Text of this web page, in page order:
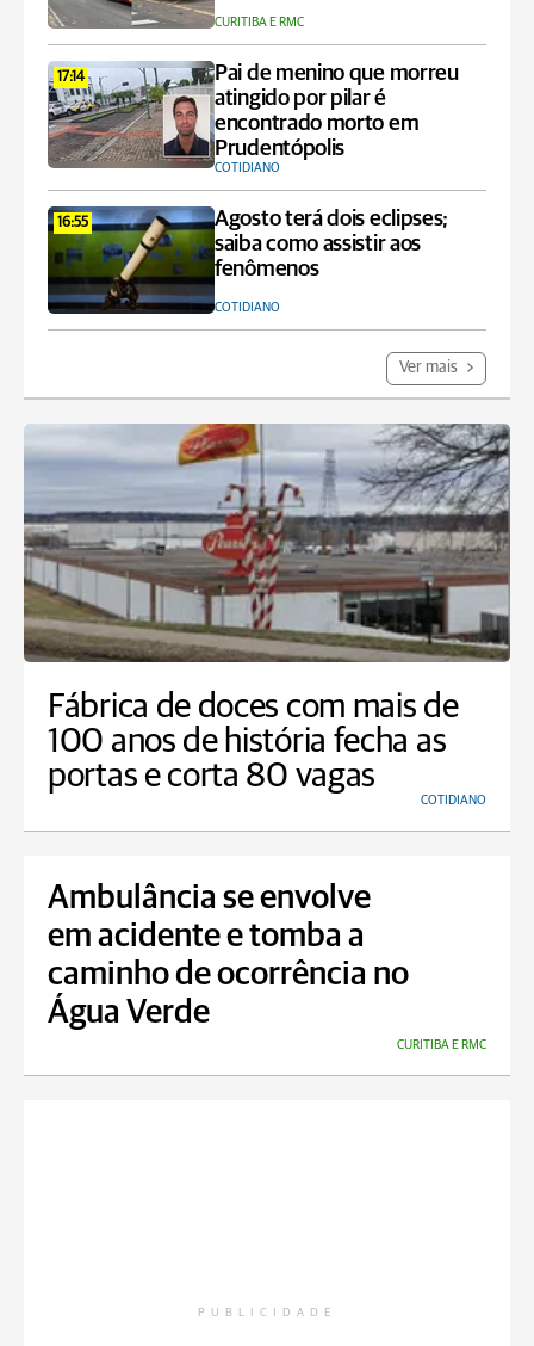
CURITIBA E RMC
17:14
Pai de menino que morreu
atingido por pilar é
encontrado morto em
Prudentópolis
COTIDIANO
16:55
Agosto terá dois eclipses;
saiba como assistir aos
fenômenos
COTIDIANO
Ver mais
Fábrica de doces com mais de
100 anos de história fecha as
portas e corta 80 vagas
COTIDIANO
Ambulância se envolve
em acidente e tomba a
caminho de ocorrência no
Água Verde
CURITIBA E RMC
PUBLICIDADE